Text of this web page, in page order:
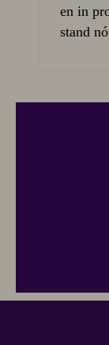
en in
stand